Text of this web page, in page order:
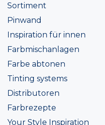
Sortiment
Pinwand
Inspiration für innen
Farbmischanlagen
Farbe abtonen
Tinting systems
Distributoren
Farbrezepte
Your Style Inspiration